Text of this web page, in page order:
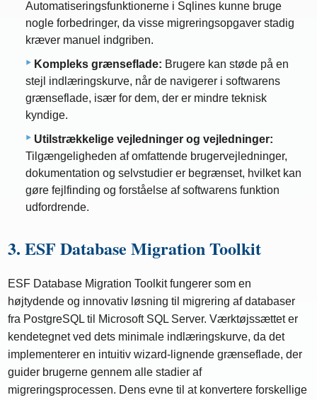
Automatiseringsfunktionerne i Sqlines kunne bruge
nogle forbedringer, da visse migreringsopgaver stadig
kræver manuel indgriben.
Kompleks grænseflade: Brugere kan støde på en
stejl indlæringskurve, når de navigerer i softwarens
grænseflade, især for dem, der er mindre teknisk
kyndige.
Utilstrækkelige vejledninger og vejledninger:
Tilgængeligheden af ​​omfattende brugervejledninger,
dokumentation og selvstudier er begrænset, hvilket kan
gøre fejlfinding og forståelse af softwarens funktion
udfordrende.
3. ESF Database Migration Toolkit
ESF Database Migration Toolkit fungerer som en
højtydende og innovativ løsning til migrering af databaser
fra PostgreSQL til Microsoft SQL Server. Værktøjssættet er
kendetegnet ved dets minimale indlæringskurve, da det
implementerer en intuitiv wizard-lignende grænseflade, der
guider brugerne gennem alle stadier af
migreringsprocessen. Dens evne til at konvertere forskellige